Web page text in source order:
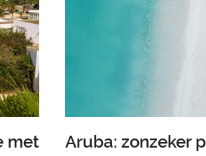
met
Aruba: zonzeker